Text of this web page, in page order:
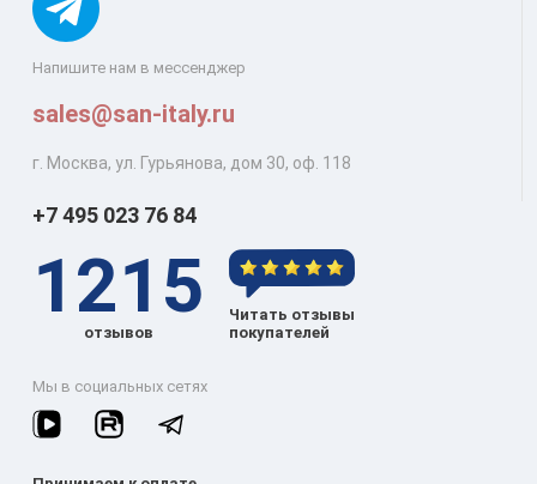
Напишите нам в мессенджер
sales@san-italy.ru
г. Москва, ул. Гурьянова, дом 30, оф. 118
+7 495 023 76 84
1215
отзывов
Читать отзывы
покупателей
Мы в социальных сетях